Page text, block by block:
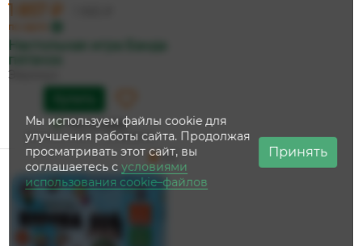
1 857 ₽
по карте
Настольная игра Банда
пятачок
Эврикус
На складе
Дата доставки:14 августа
5.0
Мы используем файлы cookie для
улучшения работы сайта. Продолжая
просматривать этот сайт, вы
соглашаетесь сусловиями
использования cookie–файлов
Принять